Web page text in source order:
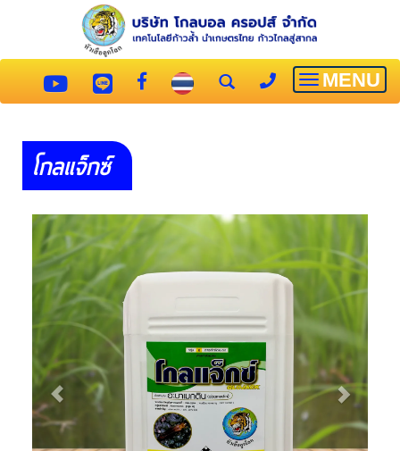
Toggle
MENU
โกลแจ็กซ์